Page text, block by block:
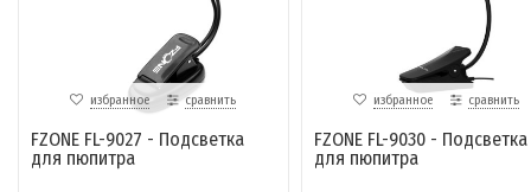
избранное сравнить
FZONE FL-9027 - Подсветка
для пюпитра
избранное сравнить
FZONE FL-9030 - Подсветка
для пюпитра